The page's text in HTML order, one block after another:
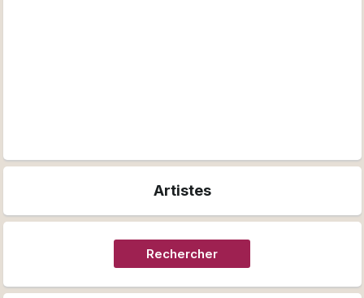
Artistes
Rechercher